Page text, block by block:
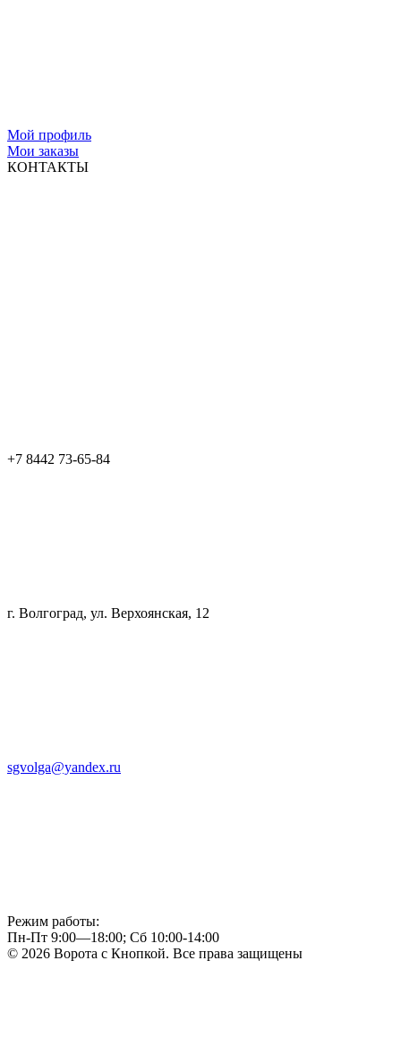
Мой профиль
Мои заказы
КОНТАКТЫ
+7 8442 73-65-84
г. Волгоград, ул. Верхоянская, 12
sgvolga@yandex.ru
Режим работы:
Пн-Пт 9:00—18:00; Сб 10:00-14:00
© 2026 Ворота с Кнопкой. Все права защищены